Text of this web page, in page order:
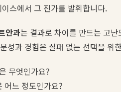
스에서 그 진가를 발휘합니다.
안과는 결과로 차이를 만드는 고
성과 경험은 실패 없는 선택을 위
무엇인가요?
어느 정도인가요?